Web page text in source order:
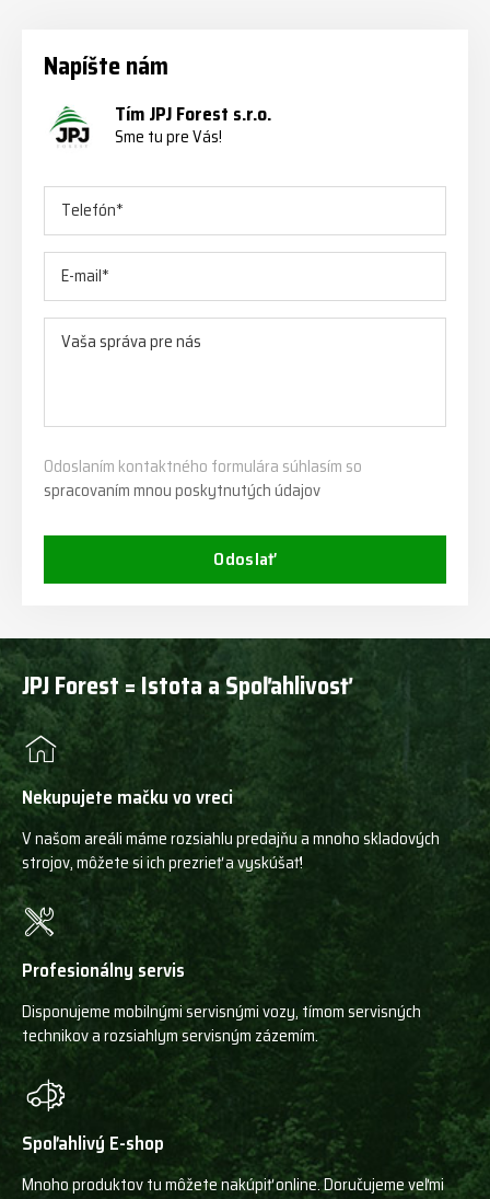
Napíšte nám
Tím JPJ Forest s.r.o.
Sme tu pre Vás!
Odoslaním kontaktného formulára súhlasím so
spracovaním mnou poskytnutých údajov
Odoslať
JPJ Forest = Istota a Spoľahlivosť
Nekupujete mačku vo vreci
V našom areáli máme rozsiahlu predajňu a mnoho skladových
strojov, môžete si ich prezrieť a vyskúšať!
Profesionálny servis
Disponujeme mobilnými servisnými vozy, tímom servisných
technikov a rozsiahlym servisným zázemím.
Spoľahlivý E-shop
Mnoho produktov tu môžete nakúpiť online. Doručujeme veľmi